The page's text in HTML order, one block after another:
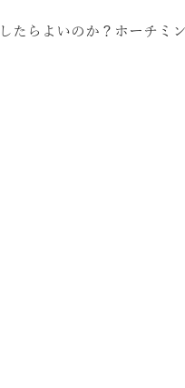
たらよいのか？ホーチミ